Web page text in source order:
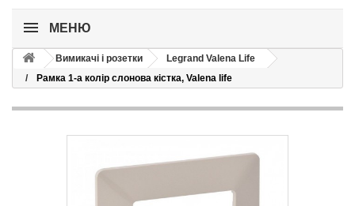
МЕНЮ
Вимикачі і розетки
Legrand Valena Life
Рамка 1-а колір слонова кістка, Valena life